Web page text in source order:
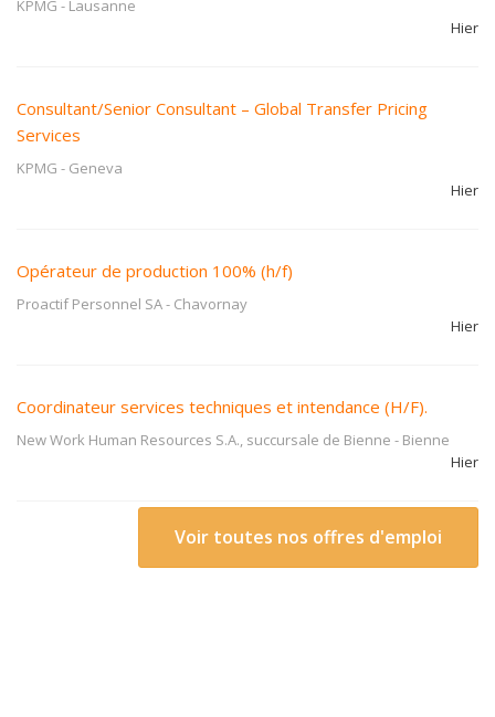
KPMG - Lausanne
Hier
Consultant/Senior Consultant – Global Transfer Pricing
Services
KPMG - Geneva
Hier
Opérateur de production 100% (h/f)
Proactif Personnel SA- Chavornay
Hier
Coordinateur services techniques et intendance (H/F).
New Work Human Resources S.A., succursale de Bienne - Bienne
Hier
Voir toutes nos offres d'emploi